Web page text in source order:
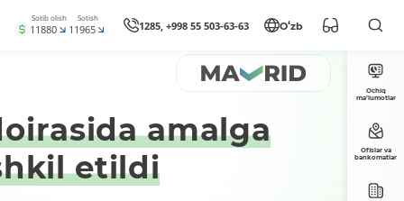
Sotib olish
11880
Sotish
11965 1285, +998 55 503-63-63 Oʻzb
amalga
etildi
Ochiq
ma’lumotlar
Ofislar va
bankomatlar